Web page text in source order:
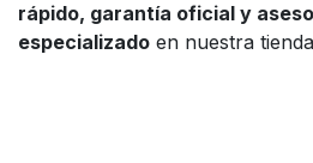
rápido, garantía oficial y
especializado en nuestra